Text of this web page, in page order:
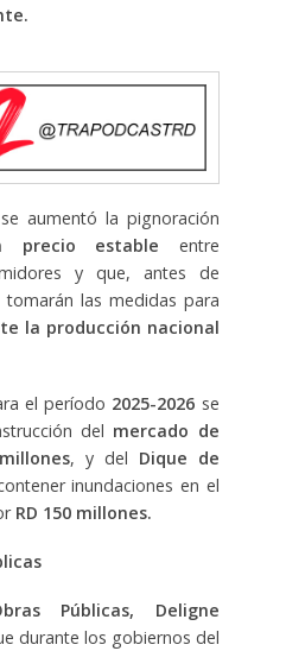
aumentó la pignoración
precio estable entre
y que, antes de
tomarán las medidas para
la producción nacional
el período 2025-2026 se
del mercado de
, y del Dique de
inundaciones en el
RD 150 millones.
Públicas, Deligne
durante los gobiernos del